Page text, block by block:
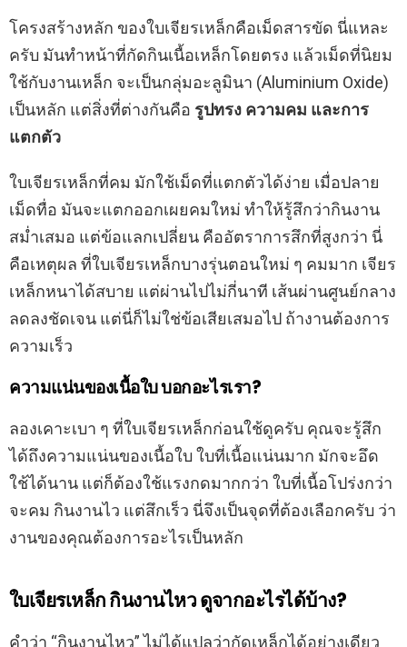
โครงสร้างหลัก ของใบเจียรเหล็กคือเม็ดสารขัด นี่แหละ
ครับ มันทำหน้าที่กัดกินเนื้อเหล็กโดยตรง แล้วเม็ดที่นิยม
ใช้กับงานเหล็ก จะเป็นกลุ่มอะลูมินา (Aluminium Oxide)
เป็นหลัก แต่สิ่งที่ต่างกันคือ รูปทรง ความคม และการ
แตกตัว
ใบเจียรเหล็กที่คม มักใช้เม็ดที่แตกตัวได้ง่าย เมื่อปลาย
เม็ดทื่อ มันจะแตกออกเผยคมใหม่ ทำให้รู้สึกว่ากินงาน
สม่ำเสมอ แต่ข้อแลกเปลี่ยน คืออัตราการสึกที่สูงกว่า นี่
คือเหตุผล ที่ใบเจียรเหล็กบางรุ่นตอนใหม่ ๆ คมมาก เจียร
เหล็กหนาได้สบาย แต่ผ่านไปไม่กี่นาที เส้นผ่านศูนย์กลาง
ลดลงชัดเจน แต่นี่ก็ไม่ใช่ข้อเสียเสมอไป ถ้างานต้องการ
ความเร็ว
ความแน่นของเนื้อใบ บอกอะไรเรา?
ลองเคาะเบา ๆ ที่ใบเจียรเหล็กก่อนใช้ดูครับ คุณจะรู้สึก
ได้ถึงความแน่นของเนื้อใบ ใบที่เนื้อแน่นมาก มักจะอึด
ใช้ได้นาน แต่ก็ต้องใช้แรงกดมากกว่า ใบที่เนื้อโปร่งกว่า
จะคม กินงานไว แต่สึกเร็ว นี่จึงเป็นจุดที่ต้องเลือกครับ ว่า
งานของคุณต้องการอะไรเป็นหลัก
ใบเจียรเหล็ก กินงานไหว ดูจากอะไรได้บ้าง?
คำว่า “กินงานไหว” ไม่ได้แปลว่ากัดเหล็กได้อย่างเดียว